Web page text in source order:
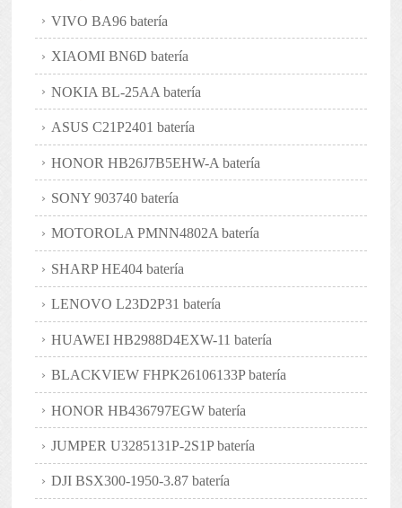
VIVO BA96 batería
XIAOMI BN6D batería
NOKIA BL-25AA batería
ASUS C21P2401 batería
HONOR HB26J7B5EHW-A batería
SONY 903740 batería
MOTOROLA PMNN4802A batería
SHARP HE404 batería
LENOVO L23D2P31 batería
HUAWEI HB2988D4EXW-11 batería
BLACKVIEW FHPK26106133P batería
HONOR HB436797EGW batería
JUMPER U3285131P-2S1P batería
DJI BSX300-1950-3.87 batería